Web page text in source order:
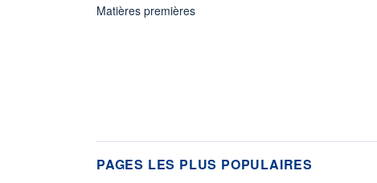
Matières premières
PAGES LES PLUS POPULAIRES